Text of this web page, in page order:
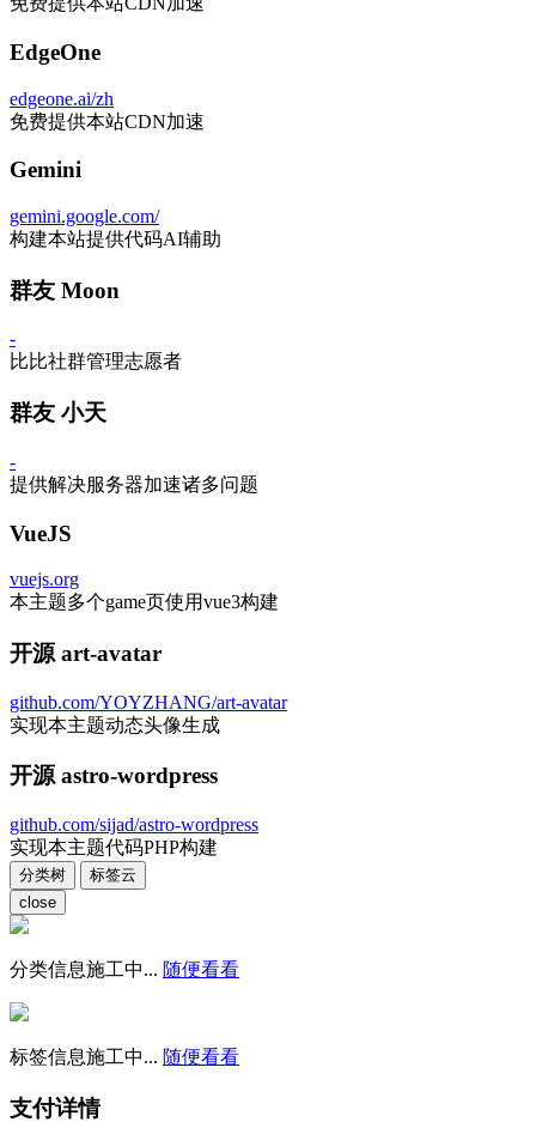
EdgeOne
edgeone.ai/zh
免费提供本站CDN加速
Gemini
gemini.google.com/
构建本站提供代码AI辅助
群友 Moon
-
比比社群管理志愿者
群友 小天
-
提供解决服务器加速诸多问题
VueJS
vuejs.org
本主题多个game页使用vue3构建
开源 art-avatar
github.com/YOYZHANG/art-avatar
实现本主题动态头像生成
开源 astro-wordpress
github.com/sijad/astro-wordpress
实现本主题代码PHP构建
分类树
标签云
close
分类信息施工中... 随便看看
标签信息施工中... 随便看看
支付详情